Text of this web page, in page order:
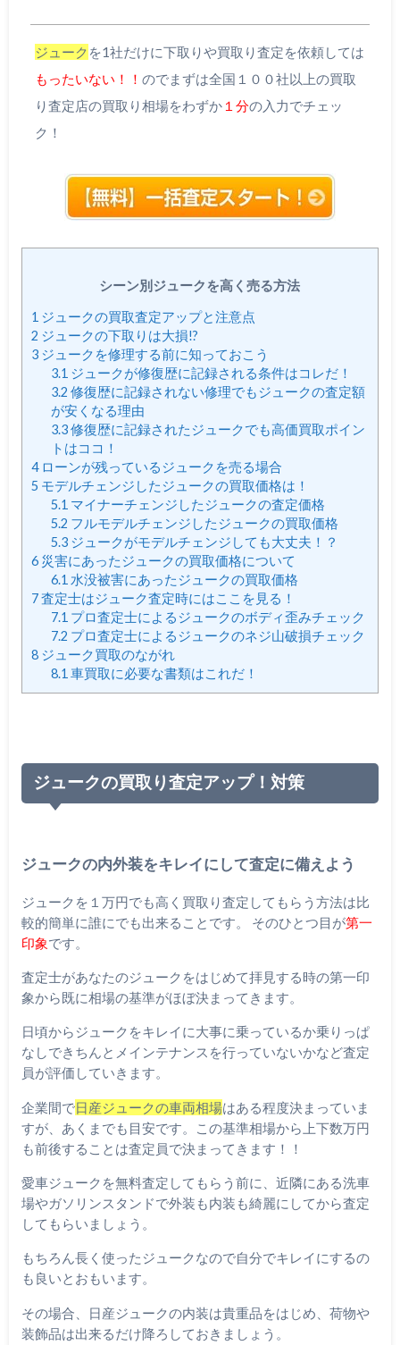
ジューク を1社だけに下取りや買取り査定を依頼しては
もったいない！！ のでまずは全国１００社以上の買取
り査定店の買取り相場をわずか１分の入力でチェッ
ク！
シーン別ジュークを高く売る方法
1 ジュークの買取査定アップと注意点
2 ジュークの下取りは大損!?
3ジュークを修理する前に知っておこう
3.1 ジュークが修復歴に記録される条件はコレだ！
3.2 修復歴に記録されない修理でもジュークの査定額
が安くなる理由
3.3修復歴に記録されたジュークでも高価買取ポイン
トはココ！
4ローンが残っているジュークを売る場合
5 モデルチェンジしたジュークの買取価格は！
5.1 マイナーチェンジしたジュークの査定価格
5.2 フルモデルチェンジしたジュークの買取価格
5.3ジュークがモデルチェンジしても大丈夫！？
6災害にあったジュークの買取価格について
6.1 水没被害にあったジュークの買取価格
7査定士はジューク査定時にはここを見る！
7.1 プロ査定士によるジュークのボディ歪みチェック
7.2 プロ査定士によるジュークのネジ山破損チェック
8ジューク買取のながれ
8.1 車買取に必要な書類はこれだ！
ジュークの買取り査定アップ！対策
ジュークの内外装をキレイにして査定に備えよう
ジュークを１万円でも高く買取り査定してもらう方法は比
較的簡単に誰にでも出来ることです。 そのひとつ目が第一
印象です。
査定士があなたのジュークをはじめて拝見する時の第一印
象から既に相場の基準がほぼ決まってきます。
日頃からジュークをキレイに大事に乗っているか乗りっぱ
なしできちんとメインテナンスを行っていないかなど査定
員が評価していきます。
企業間で日産ジュークの車両相場はある程度決まっていま
すが、あくまでも目安です。この基準相場から上下数万円
も前後することは査定員で決まってきます！！
愛車ジュークを無料査定してもらう前に、近隣にある洗車
場やガソリンスタンドで外装も内装も綺麗にしてから査定
してもらいましょう。
もちろん長く使ったジュークなので自分でキレイにするの
も良いとおもいます。
その場合、日産ジュークの内装は貴重品をはじめ、荷物や
装飾品は出来るだけ降ろしておきましょう。